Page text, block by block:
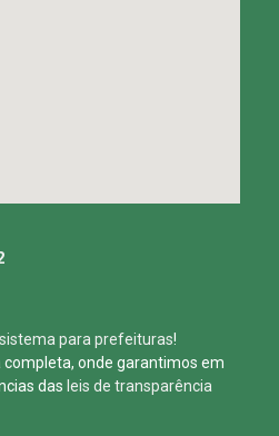
sistema para prefeituras!
completa, onde garantimos em
das leis de transparência